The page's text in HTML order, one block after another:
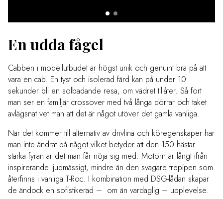
En udda fågel
Cabben i modellutbudet är högst unik och genuint bra på att
vara en cab. En tyst och isolerad färd kan på under 10
sekunder bli en solbadande resa, om vädret tillåter. Så fort
man ser en familjär crossover med två långa dörrar och taket
avlägsnat vet man att det är något utöver det gamla vanliga.
När det kommer till alternativ av drivlina och köregenskaper har
man inte ändrat på något vilket betyder att den 150 hästar
starka fyran är det man får nöja sig med. Motorn är långt ifrån
inspirerande ljudmässigt, mindre än den svagare trepipen som
återfinns i vanliga T-Roc. I kombination med DSG-lådan skapar
de ändock en sofistikerad – om än vardaglig – upplevelse.